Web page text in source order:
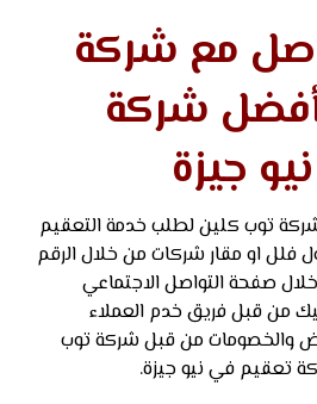
مع شركة
شركة
جيزة
توب كلين لطلب خدمة التعقيم
فلل او مقار شركات من خلال الرقم
من قبل فريق خدم العملاء
والخصومات من قبل شركة توب
تعقيم في نيو جيزة.